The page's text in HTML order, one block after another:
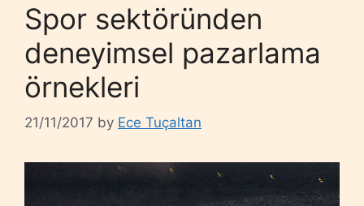
Spor sektöründen
deneyimsel pazarlama
örnekleri
21/11/2017 by Ece Tuçaltan